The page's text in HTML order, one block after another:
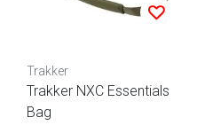
Trakker
Trakker NXC Essentials
Bag